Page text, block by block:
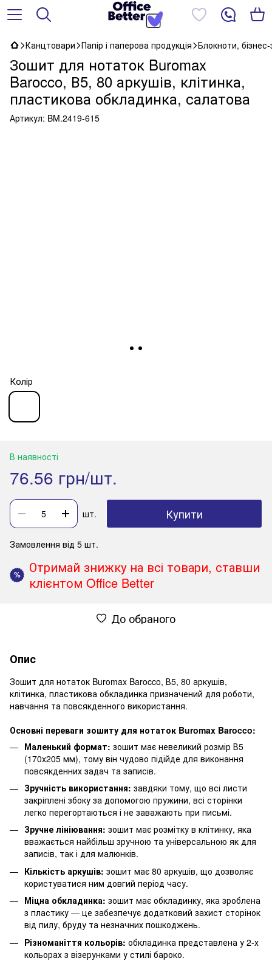
Канцтовари Папір і паперова продукція Блокноти,
Зошит для нотаток Buromax
Barocco, В5, 80 аркушів, клітинка,
пластикова обкладинка, салатова
Артикул: BM.2419-615
Колір
В наявності
76.56 грн/шт.
шт. Купити
Замовлення від 5 шт.
%
Отримай знижку на всі товари, ставши
клієнтом Office Better
До обраного
Опис
Зошит для нотаток Buromax Barocco, В5, 80 аркушів,
клітинка, пластикова обкладинка призначений для роботи,
навчання та повсякденного використання.
Основні переваги зошиту для нотаток Buromax Barocco:
Маленький формат: зошит має невеликий розмір В5
(170х205 мм), тому він чудово підійде для виконання
повсякденних задач та записів.
Зручність використання: завдяки тому, що всі листи
закріплені збоку за допомогою пружини, всі сторінки
легко перегортаються і не заважають при письмі.
Зручне лініювання: зошит має розмітку в клітинку, яка
вважається найбільш зручною та універсальною як для
записів, так і для малюнків.
Кількість аркушів: зошит має 80 аркушів, що дозволяє
користуватися ним довгий період часу.
Міцна обкладинка: зошит має обкладинку, яка зроблена
з пластику — це забезпечує додатковий захист сторінок
від пилу, бруду та незначних пошкоджень.
Різноманіття кольорів: обкладинка представлена у 2-х
кольорах з візерунками у стилі бароко.